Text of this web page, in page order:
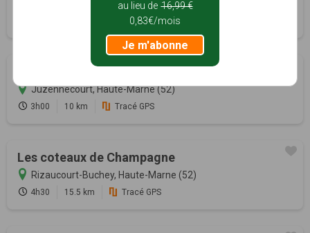
Tracé GPS
Juzennecourt, Haute-Marne (52)
3h00 10 km Tracé GPS
Les coteaux de Champagne
Rizaucourt-Buchey, Haute-Marne (52)
4h30 15.5 km Tracé GPS
au lieu de 16,99 €
0,83€/mois
Je m'abonne